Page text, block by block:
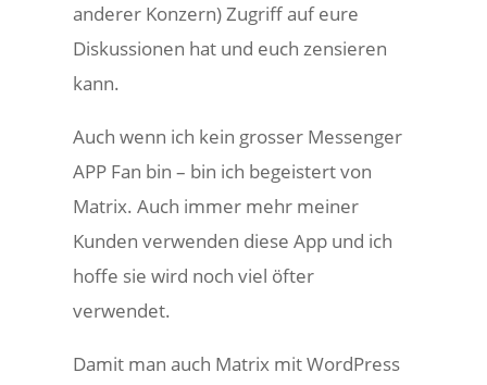
anderer Konzern) Zugriff auf eure
Diskussionen hat und euch zensieren
kann.
Auch wenn ich kein grosser Messenger
APP Fan bin – bin ich begeistert von
Matrix. Auch immer mehr meiner
Kunden verwenden diese App und ich
hoffe sie wird noch viel öfter
verwendet.
Damit man auch Matrix mit WordPress